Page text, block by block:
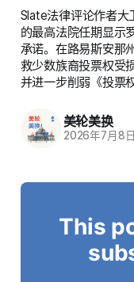
Slate法律评论作者大
的最高法院任期显示
承诺。在路易斯安那
救少数族裔投票权受
并进一步削弱《投票
美轮美换
2026年7月8日
This